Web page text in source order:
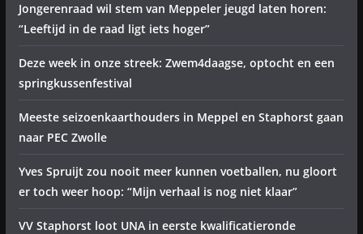
Jongerenraad wil stem van Meppeler jeugd laten horen:
“Leeftijd in de raad ligt iets hoger”
Deze week in onze streek: Zwem4daagse, optocht en een
springkussenfestival
Meeste seizoenkaarthouders in Meppel en Staphorst gaan
naar PEC Zwolle
Yves Spruijt zou nooit meer kunnen voetballen, nu gloort
er toch weer hoop: “Mijn verhaal is nog niet klaar”
VV Staphorst loot UNA in eerste kwalificatieronde